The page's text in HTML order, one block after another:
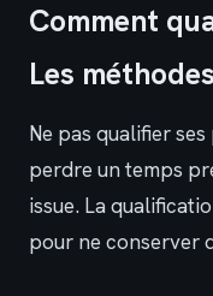
Comment
Les
Ne pas qualifier
perdre un temps
issue. La
pour ne conserver